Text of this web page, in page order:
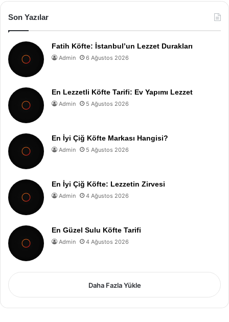
Son Yazılar
Fatih Köfte: İstanbul’un Lezzet Durakları
Admin 6 Ağustos 2026
En Lezzetli Köfte Tarifi: Ev Yapımı Lezzet
Admin 5 Ağustos 2026
En İyi Çiğ Köfte Markası Hangisi?
Admin 5 Ağustos 2026
En İyi Çiğ Köfte: Lezzetin Zirvesi
Admin 4 Ağustos 2026
En Güzel Sulu Köfte Tarifi
Admin 4 Ağustos 2026
Daha Fazla Yükle